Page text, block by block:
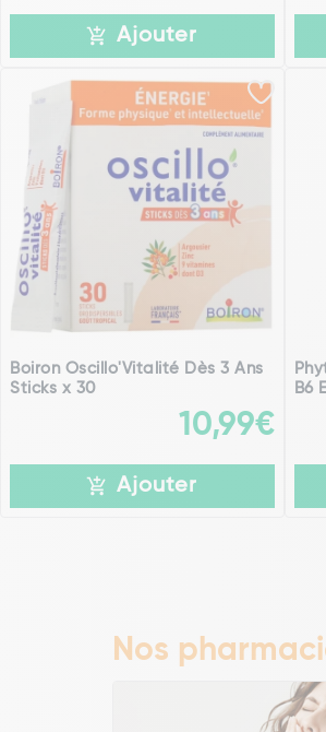
Ajouter
Boiron Oscillo'Vitalité Dès 3 Ans
Sticks x 30
10,99€
Ajouter
B6
Nos